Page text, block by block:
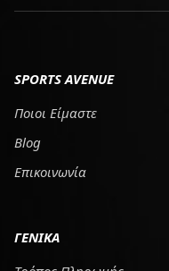
SPORTS AVENUE
Ποιοι Είμαστε
Blog
Επικοινωνία
ΓΕΝΙΚΑ